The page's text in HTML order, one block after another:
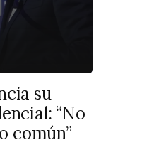
su
“No
común”